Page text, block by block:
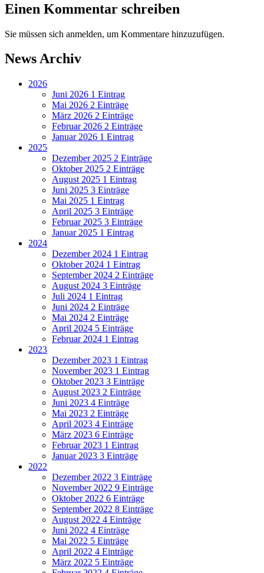
Einen Kommentar schreiben
Sie müssen sich anmelden, um Kommentare hinzuzufügen.
News Archiv
2026
Juni 2026 1 Eintrag
Mai 2026 2 Einträge
März 2026 2 Einträge
Februar 2026 2 Einträge
Januar 2026 1 Eintrag
2025
Dezember 2025 2 Einträge
Oktober 2025 2 Einträge
August 2025 1 Eintrag
Juni 2025 3 Einträge
Mai 2025 1 Eintrag
April 2025 3 Einträge
Februar 2025 3 Einträge
Januar 2025 1 Eintrag
2024
Dezember 2024 1 Eintrag
Oktober 2024 1 Eintrag
September 2024 2 Einträge
August 2024 3 Einträge
Juli 2024 1 Eintrag
Juni 2024 2 Einträge
Mai 2024 2 Einträge
April 2024 5 Einträge
Februar 2024 1 Eintrag
2023
Dezember 2023 1 Eintrag
November 2023 1 Eintrag
Oktober 2023 3 Einträge
August 2023 2 Einträge
Juni 2023 4 Einträge
Mai 2023 2 Einträge
April 2023 4 Einträge
März 2023 6 Einträge
Februar 2023 1 Eintrag
Januar 2023 3 Einträge
2022
Dezember 2022 3 Einträge
November 2022 9 Einträge
Oktober 2022 6 Einträge
September 2022 8 Einträge
August 2022 4 Einträge
Juni 2022 4 Einträge
Mai 2022 5 Einträge
April 2022 4 Einträge
März 2022 5 Einträge